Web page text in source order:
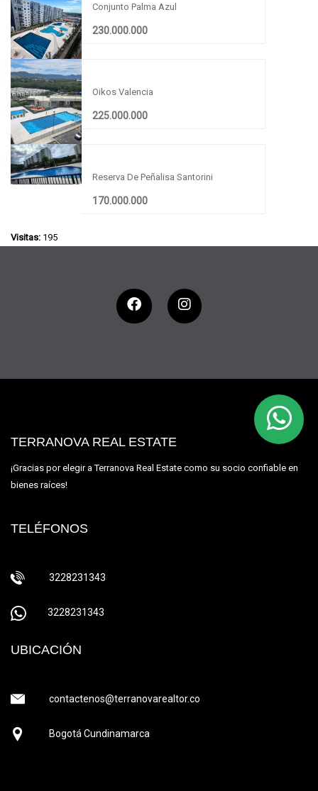
Conjunto Palma Azul
230.000.000
Oikos Valencia
225.000.000
Reserva De Peñalisa Santorini
170.000.000
Visitas: 195
TERRANOVA REAL ESTATE
¡Gracias por elegir a Terranova Real Estate como su socio confiable en
bienes raíces!
TELÉFONOS
3228231343
3228231343
UBICACIÓN
contactenos@terranovarealtor.co
Bogotá Cundinamarca